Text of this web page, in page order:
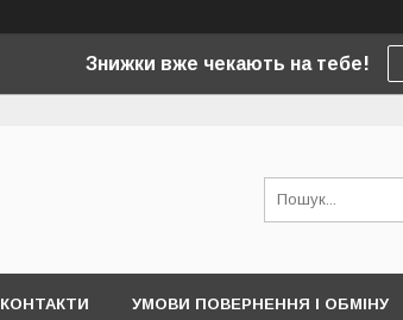
Знижки вже чекають на тебе!
КОНТАКТИ УМОВИ ПОВЕРНЕННЯ І ОБМІНУ